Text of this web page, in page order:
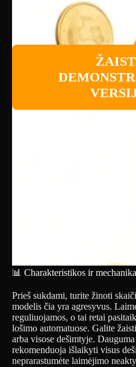
📊 Charakteristikos ir mechanika
Prieš sukdami, turite žinoti
modelis čia yra agresyvus.
reguliuojamos, o tai retai
lošimo automatuose. Galite
arba visose dešimtyje.
rekomenduoja išlaikyti visus
neprarastumėte laimėjimo